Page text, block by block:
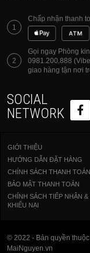
1
Chấp nhận thanh
2
Gọi ngay Phòng
0981.200.888
giao hàng tận nơi
SOCIAL
NETWORK
GIỚI THIỆU
HƯỚNG DẪN ĐẶT HÀNG
CHÍNH SÁCH THANH TOÁN
BẢO MẬT THANH TOÁN
CHÍNH SÁCH TIẾP NHẬN
KHIẾU NẠI
© 2022 - Bản quyền
MaiNguyen.vn